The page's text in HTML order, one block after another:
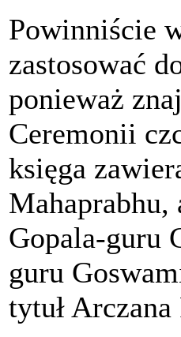
Powinniście
zastosować
ponieważ
Ceremonii
księga
Mahaprabhu,
Gopala-guru
guru
tytuł Arczana